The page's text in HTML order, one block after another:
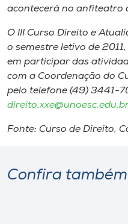
acontecerá no anfiteatro
O III Curso Direito e
o semestre letivo de
em participar das
com a Coordenação do
pelo telefone (49) 3441-
direito.xxe@unoesc.edu.br
Fonte: Curso de Direito,
Confira também